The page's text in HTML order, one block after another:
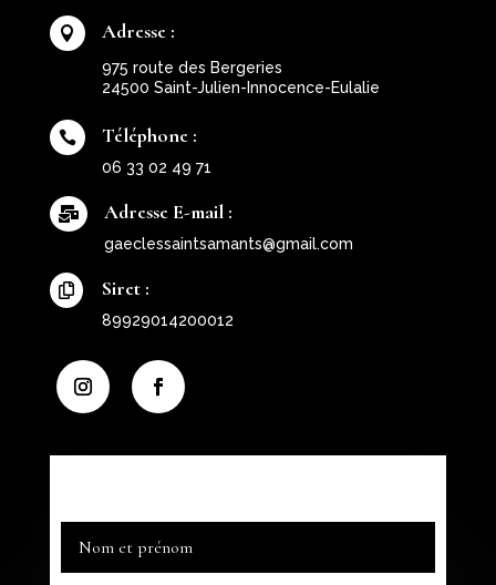
 Adresse :
975 route des Bergeries
24500 Saint-Julien-Innocence-Eulalie
 Téléphone :
06 33 02 49 71
 Adresse E-mail :
gaeclessaintsamants@gmail.com
 Siret :
89929014200012